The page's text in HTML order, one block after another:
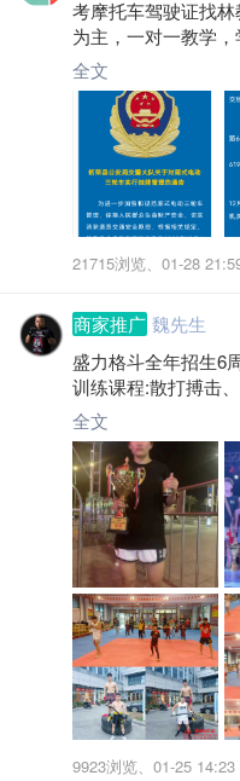
考摩托车驾驶证找
为主，一对一教学
通过率高。外地户
全文
21715浏览、 01-28
商家推广 魏先生
盛力格斗全年招生6
训练课程:散打搏击
[庆祝]免学费[哇]免
只收会员费1000元/
全文
9923浏览、 01-25 14:23